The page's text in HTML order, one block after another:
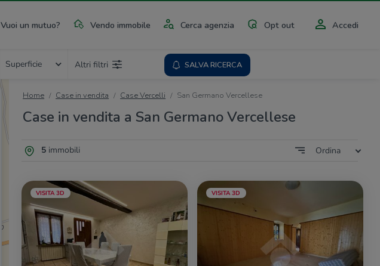
Vuoi un mutuo? Vendo immobile Cerca agenzia Opt out Accedi
Superficie Altri filtri SALVA RICERCA
Home Case in vendita Case Vercelli San Germano Vercellese
Case in vendita a San Germano Vercellese
5immobili Ordina
VISITA 3D VISITA 3D